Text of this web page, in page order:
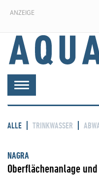
ANZEIGE
Toggle
navigation
ALLE TRINKWASSER
NAGRA
Oberflächenanlage